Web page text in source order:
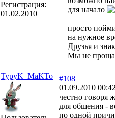
Регистрация:
01.02.2010
для начало
просто
на нужное
Друзья и
Мы не
TypyK_MaKTo
#108
01.09.2010
честно говоря
для общения -
по одной